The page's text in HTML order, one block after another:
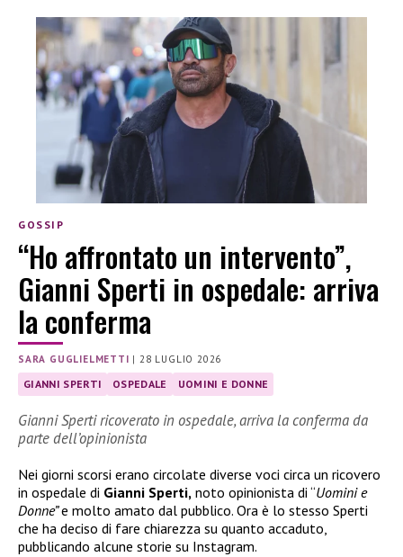
GOSSIP
“Ho affrontato un intervento”,
Gianni Sperti in ospedale: arriva
la conferma
SARA GUGLIELMETTI | 28 LUGLIO 2026
GIANNI SPERTI OSPEDALE UOMINI E DONNE
Gianni Sperti ricoverato in ospedale, arriva la conferma da
parte dell’opinionista
Nei giorni scorsi erano circolate diverse voci circa un ricovero
in ospedale di Gianni Sperti, noto opinionista di “Uomini e
Donne”e molto amato dal pubblico. Ora è lo stesso Sperti
che ha deciso di fare chiarezza su quanto accaduto,
pubblicando alcune storie su Instagram.